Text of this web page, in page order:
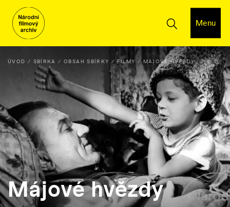
Menu
ÚVOD SBÍRKA OBSAH SBÍRKY FILMY MÁJOVÉ HVĚZDY
Májové hvězdy